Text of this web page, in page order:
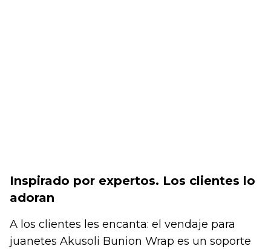
Inspirado por expertos. Los clientes lo
adoran
A los clientes les encanta: el vendaje para
juanetes Akusoli Bunion Wrap es un soporte